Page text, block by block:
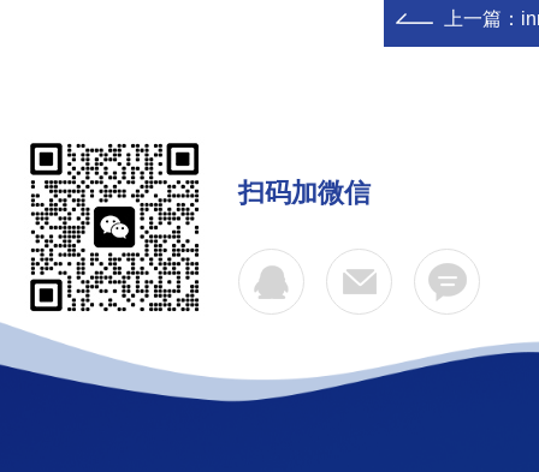
上一篇：
扫码加微信